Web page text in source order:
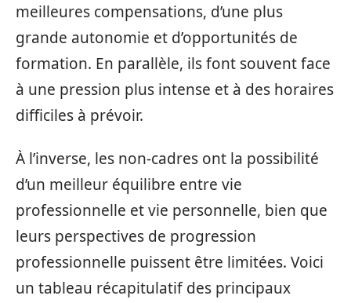
meilleures compensations, d’une plus
grande autonomie et d’opportunités de
formation. En parallèle, ils font souvent face
à une pression plus intense et à des horaires
difficiles à prévoir.
À l’inverse, les non-cadres ont la possibilité
d’un meilleur équilibre entre vie
professionnelle et vie personnelle, bien que
leurs perspectives de progression
professionnelle puissent être limitées. Voici
un tableau récapitulatif des principaux